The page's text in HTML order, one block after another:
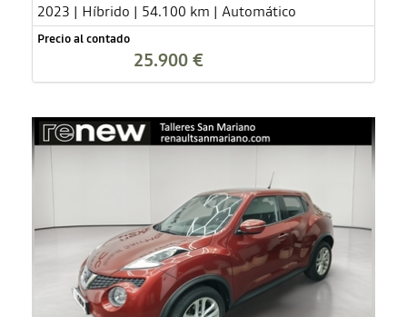
2023 | Híbrido | 54.100 km | Automático
Precio al contado
25.900 €